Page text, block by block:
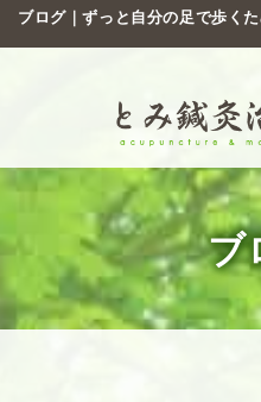
ブログ｜ずっと自分の足で歩く
ブ